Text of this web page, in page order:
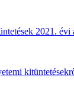
2021.